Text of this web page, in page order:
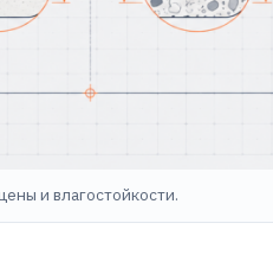
и влагостойкости.